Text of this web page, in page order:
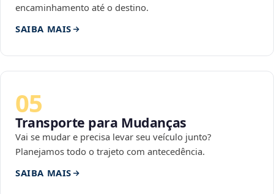
encaminhamento até o destino.
SAIBA MAIS
05
Transporte para Mudanças
Vai se mudar e precisa levar seu veículo junto?
Planejamos todo o trajeto com antecedência.
SAIBA MAIS